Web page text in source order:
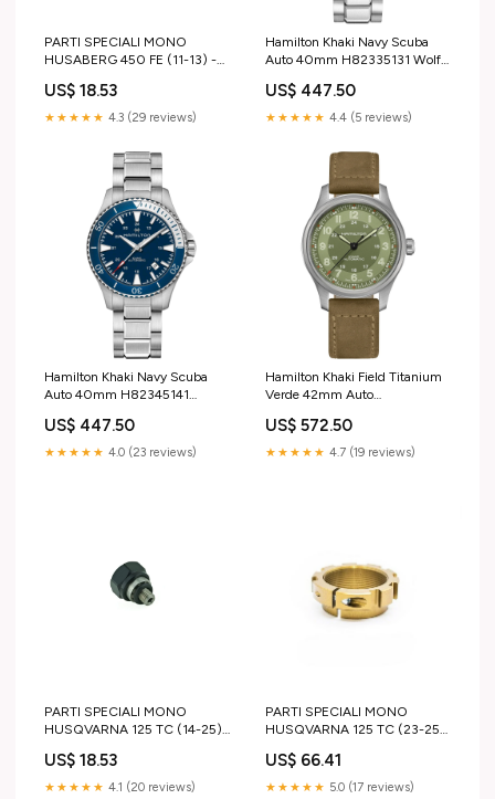
PARTI SPECIALI MONO
HUSABERG 450 FE (11-13) -
US$ 18.53
★★★★★ 4.3 (29 reviews)
Hamilton Khaki Navy Scuba
Auto 40mm H82335131 Wolf
US$ 447.50
★★★★★ 4.4 (5 reviews)
Hamilton Khaki Navy Scuba
Auto 40mm H82345141
US$ 447.50
★★★★★ 4.0 (23 reviews)
Hamilton Khaki Field Titanium
Verde 42mm Auto
US$ 572.50
★★★★★ 4.7 (19 reviews)
PARTI SPECIALI MONO
HUSQVARNA 125 TC (14-25)
kawasaki-kxf-250-2017-
esi9127051
US$ 18.53
★★★★★ 4.1 (20 reviews)
PARTI SPECIALI MONO
HUSQVARNA 125 TC (23-25)
1997-esi4018417
US$ 66.41
★★★★★ 5.0 (17 reviews)